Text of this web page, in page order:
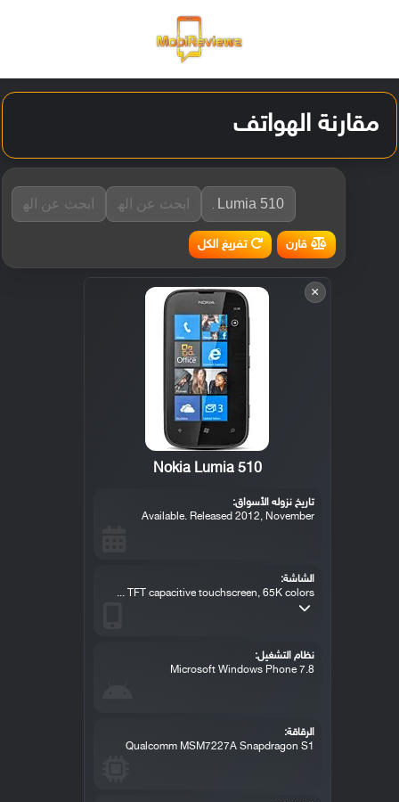
مقارنة الهواتف
قارن تفريغ الكل
×
Nokia Lumia 510
تاريخ نزوله الأسواق:
Available. Released 2012, November
الشاشة:
TFT capacitive touchscreen, 65K colors ...
نظام التشغيل:
Microsoft Windows Phone 7.8
الرقاقة:
Qualcomm MSM7227A Snapdragon S1